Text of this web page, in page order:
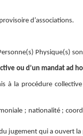
d’associations.
Physique(s)
ou d’un mandat ad
à la procédure
; nationalité ;
jugement qui a ouvert la